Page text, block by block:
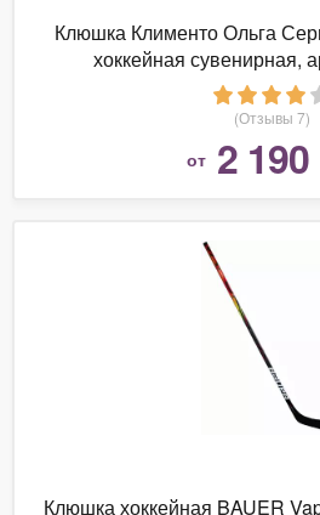
Клюшка Клименто Ольга
хоккейная сувенирная,
(Отзывы 7)
от 2 190
Клюшка хоккейная BAUER